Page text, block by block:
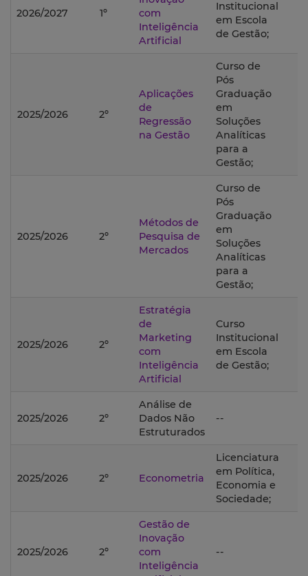
2026/2027 1º
com
Inteligência
Artificial
Institucional
em Escola
de Gestão;
2025/2026 2º
Aplicações
de
Regressão
na Gestão
Curso de
Pós
Graduação
em
Soluções
Analíticas
para a
Gestão;
2025/2026 2º
Métodos de
Pesquisa de
Mercados
Curso de
Pós
Graduação
em
Soluções
Analíticas
para a
Gestão;
2025/2026 2º
Estratégia
de
Marketing
com
Inteligência
Artificial
Curso
Institucional
em Escola
de Gestão;
2025/2026 2º
Análise de
Dados Não
Estruturados
--
2025/2026 2º Econometria
Licenciatura
em Política,
Economia e
Sociedade;
2025/2026 2º
Gestão de
Inovação
com
Inteligência
--